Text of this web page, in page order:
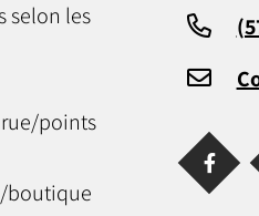
selon les
points
boutique